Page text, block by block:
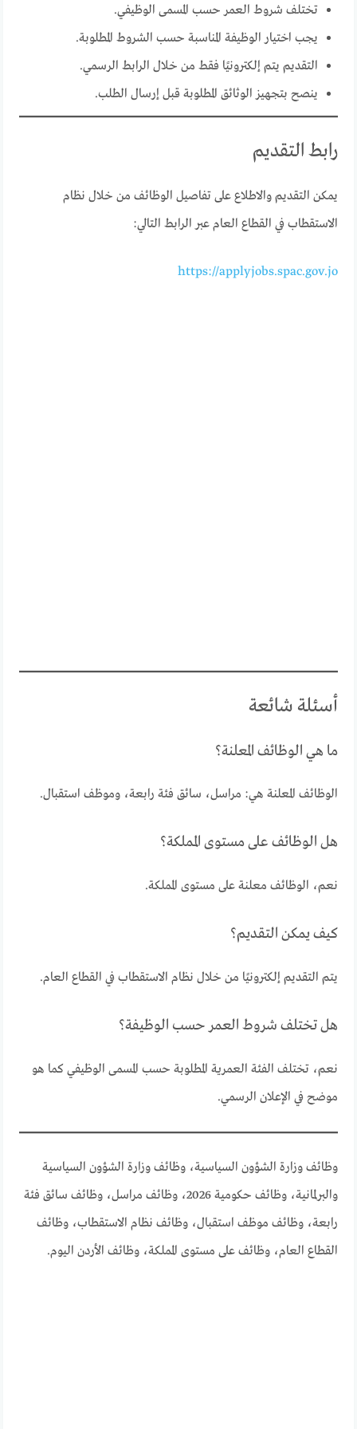
تختلف شروط العمر حسب المسمى الوظيفي.
يجب اختيار الوظيفة المناسبة حسب الشروط المطلوبة.
التقديم يتم إلكترونيًا فقط من خلال الرابط الرسمي.
ينصح بتجهيز الوثائق المطلوبة قبل إرسال الطلب.
رابط التقديم
يمكن التقديم والاطلاع على تفاصيل الوظائف من خلال نظام
الاستقطاب في القطاع العام عبر الرابط التالي:
https://applyjobs.spac.gov.jo
أسئلة شائعة
ما هي الوظائف المعلنة؟
الوظائف المعلنة هي: مراسل، سائق فئة رابعة، وموظف استقبال.
هل الوظائف على مستوى المملكة؟
نعم، الوظائف معلنة على مستوى المملكة.
كيف يمكن التقديم؟
يتم التقديم إلكترونيًا من خلال نظام الاستقطاب في القطاع العام.
هل تختلف شروط العمر حسب الوظيفة؟
نعم، تختلف الفئة العمرية المطلوبة حسب المسمى الوظيفي كما هو
موضح في الإعلان الرسمي.
وظائف وزارة الشؤون السياسية، وظائف وزارة الشؤون السياسية
والبرلمانية، وظائف حكومية 2026، وظائف مراسل، وظائف سائق فئة
رابعة، وظائف موظف استقبال، وظائف نظام الاستقطاب، وظائف
القطاع العام، وظائف على مستوى المملكة، وظائف الأردن اليوم.